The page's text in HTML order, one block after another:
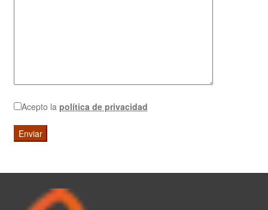
Acepto la política de privacidad